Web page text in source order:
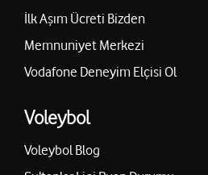
İlk Aşım Ücreti Bizden
Memnuniyet Merkezi
Vodafone Deneyim Elçisi Ol
Voleybol
Voleybol Blog